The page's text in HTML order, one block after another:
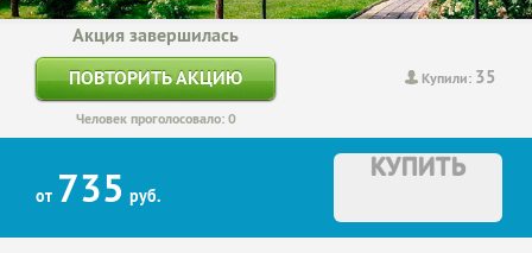
Купили: 35
Акция завершилась
ПОВТОРИТЬ АКЦИЮ
Человек проголосовало: 0
от 735 руб.
КУПИТЬ